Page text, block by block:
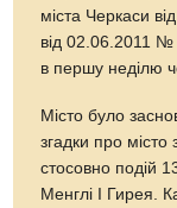
міста Черкаси
від 02.06.2011 №
в першу неділю
Місто було
згадки про місто
стосовно подій
Менглі I Гирея.